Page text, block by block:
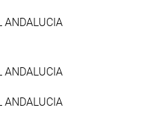
ANDALUCIA
ANDALUCIA
ANDALUCIA